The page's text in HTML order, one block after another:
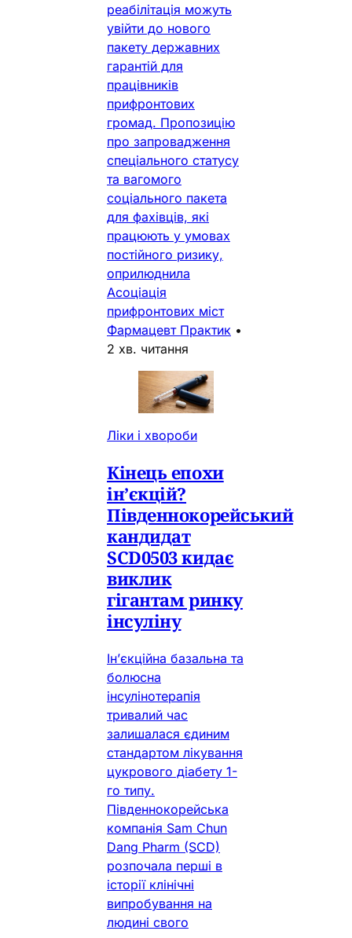
реабілітація можуть
увійти до нового
пакету державних
гарантій для
працівників
прифронтових
громад. Пропозицію
про запровадження
спеціального статусу
та вагомого
соціального пакета
для фахівців, які
працюють у умовах
постійного ризику,
оприлюднила
Асоціація
прифронтових міст
Фармацевт Практик •
2 хв. читання
Ліки і хвороби
Кінець епохи
ін’єкцій?
Південнокорейський
кандидат
SCD0503 кидає
виклик
гігантам ринку
інсуліну
Ін’єкційна базальна та
болюсна
інсулінотерапія
тривалий час
залишалася єдиним
стандартом лікування
цукрового діабету 1-
го типу.
Південнокорейська
компанія Sam Chun
Dang Pharm (SCD)
розпочала перші в
історії клінічні
випробування на
людині свого